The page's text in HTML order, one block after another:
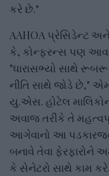
કરે છે."
AAHOA પ્રેસિડેન્ટ
કે, કોન્ફરન્સ પણ
"ધારાસભ્યો સાથે
નીતિ સાથે જોડે છે,"
યુ.એસ. હોટેલ
અવાજ તરીકે તે
આગેવાનો આ
બનાવે તેવા ફેરફારોને
કે સેનેટરો સાથે કામ